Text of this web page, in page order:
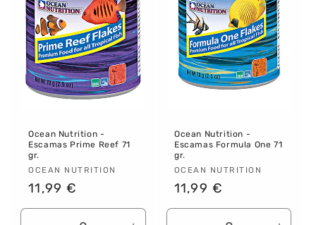
Ocean Nutrition -
Escamas Prime Reef 71
gr.
Proveedor:
OCEAN NUTRITION
Precio
habitual
11,99 €
Ocean Nutrition -
Escamas Formula One 71
gr.
Proveedor:
OCEAN NUTRITION
Precio
habitual
11,99 €